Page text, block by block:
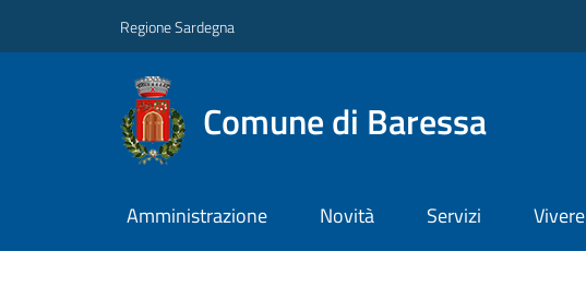
Regione Sardegna
Comune di Baressa
Amministrazione Novità Servizi